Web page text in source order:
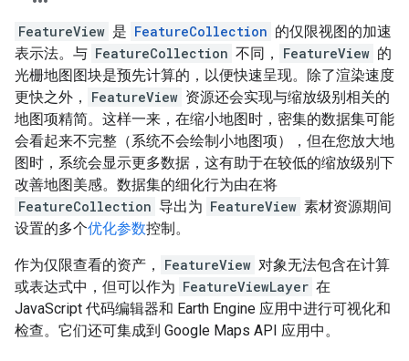
FeatureView 是 FeatureCollection 的仅限视图的加速
表示法。与 FeatureCollection 不同， FeatureView 的
光栅地图图块是预先计算的，以便快速呈现。除了渲染速度
更快之外，
FeatureView 资源还会实现与缩放级别相关的
地图项精简。这样一来，在缩小地图时，密集的数据集可能
会看起来不完整（系统不会绘制小地图项），但在您放大地
图时，系统会显示更多数据，这有助于在较低的缩放级别下
改善地图美感。数据集的细化行为由在将
FeatureCollection 导出为 FeatureView 素材资源期间
设置的多个优化参数控制。
作为仅限查看的资产， FeatureView 对象无法包含在计算
或表达式中，但可以作为 FeatureViewLayer 在
JavaScript 代码编辑器和 Earth Engine 应用中进行可视化和
检查。它们还可集成到 Google Maps API 应用中。